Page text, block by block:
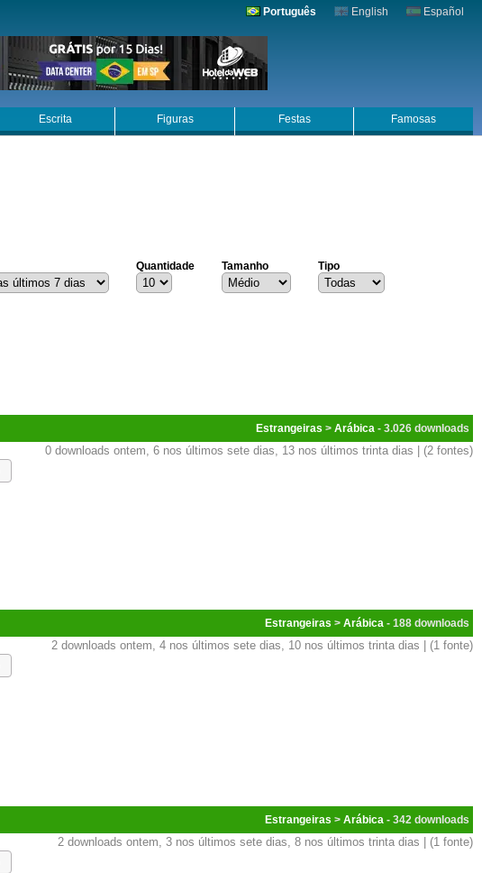
Português English Español
Escrita Figuras Festas Famosas
Quantidade Tamanho Tipo
Estrangeiras > Arábica - 3.026
0 downloads ontem, 6 nos últimos sete dias, 13 nos últimos trinta dias | (2 fontes)
Estrangeiras > Arábica - 188
2 downloads ontem, 4 nos últimos sete dias, 10 nos últimos trinta dias | (1 fonte)
Estrangeiras > Arábica - 342
2 downloads ontem, 3 nos últimos sete dias, 8 nos últimos trinta dias | (1 fonte)